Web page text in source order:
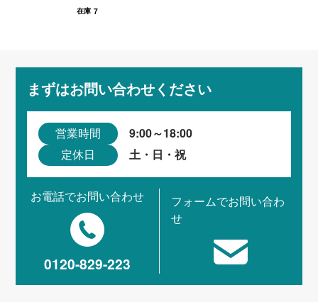
在庫 7
まずはお問い合わせください
営業時間 9:00～18:00
定休日 土・日・祝
お電話でお問い合わせ
0120-829-223
フォームでお問い合わ
せ